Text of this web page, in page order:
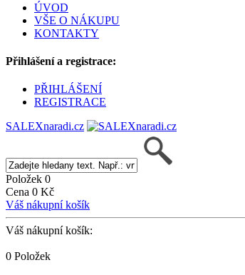
ÚVOD
VŠE O NÁKUPU
KONTAKTY
Přihlášení a registrace:
PŘIHLÁŠENÍ
REGISTRACE
SALEXnaradi.cz
Položek 0
Cena 0 Kč
Váš nákupní košík
Váš nákupní košík:
0 Položek